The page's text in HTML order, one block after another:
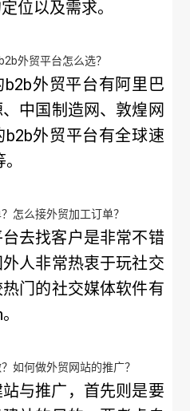
位以及需求。
外贸平台怎么选？
b2b外贸平台有阿里巴
中国制造网、敦煌网
外贸平台有全球速
怎么接外贸加工订单？
去找客户是非常不错
人非常热衷于玩社交
门的社交媒体软件有
如何做外贸网站的推广？
与推广，首先则是要